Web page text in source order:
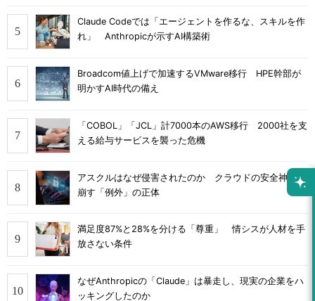
Claude Codeでは「エージェントを作るな、スキルを作
れ」 Anthropicが示すAI構築術
Broadcom値上げで加速するVMware移行 HPE幹部が
明かすAI時代の備え
「COBOL」「JCL」計7000本のAWS移行 2000社を支
える給与サービスを襲った危機
アスクルはなぜ侵害されたのか クラウドの安全神話を
崩す「例外」の正体
満足度87%と28%を分ける「尊重」 情シスが人材を手
放さない条件
なぜAnthropicの「Claude」は暴走し、現実の企業をハ
ッキングしたのか